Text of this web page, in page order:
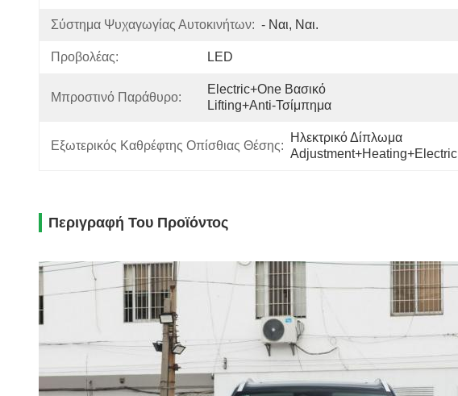
Σύστημα Ψυχαγωγίας Αυτοκινήτων: - Ναι, Ναι.
Προβολέας: LED
Μπροστινό Παράθυρο:
Electric+One Βασικό
Lifting+Anti-Τσίμπημα
Εξωτερικός Καθρέφτης Οπίσθιας Θέσης:
Ηλεκτρικό Δίπλωμα
Adjustment+Heating+Electric
Περιγραφή Του Προϊόντος